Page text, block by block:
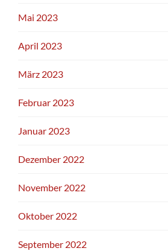
Mai 2023
April 2023
März 2023
Februar 2023
Januar 2023
Dezember 2022
November 2022
Oktober 2022
September 2022